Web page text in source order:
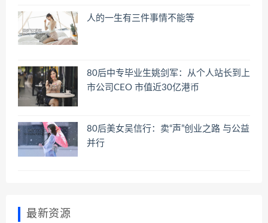
人的一生有三件事情不能等
80后中专毕业生姚剑军：从个人站长到上
市公司CEO 市值近30亿港币
80后美女吴信行：卖“声”创业之路 与公益
并行
最新资源